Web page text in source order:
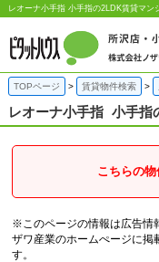
レオーナ小手指 小手指の2LDK賃貸マン
TOPページ 賃貸物件検索
レオーナ小手指 小手指
こちらの物
※このページの情報は広告情
ザワ産業のホームぺージに掲
す。